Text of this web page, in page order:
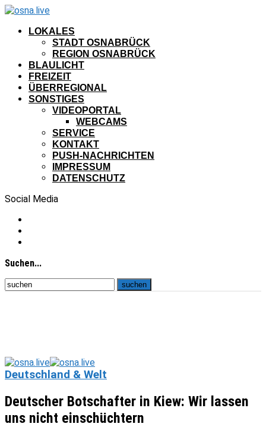
LOKALES
STADT OSNABRÜCK
REGION OSNABRÜCK
BLAULICHT
FREIZEIT
ÜBERREGIONAL
SONSTIGES
VIDEOPORTAL
WEBCAMS
SERVICE
KONTAKT
PUSH-NACHRICHTEN
IMPRESSUM
DATENSCHUTZ
Social Media
Suchen...
Deutschland & Welt
Deutscher Botschafter in Kiew: Wir lassen
uns nicht einschüchtern